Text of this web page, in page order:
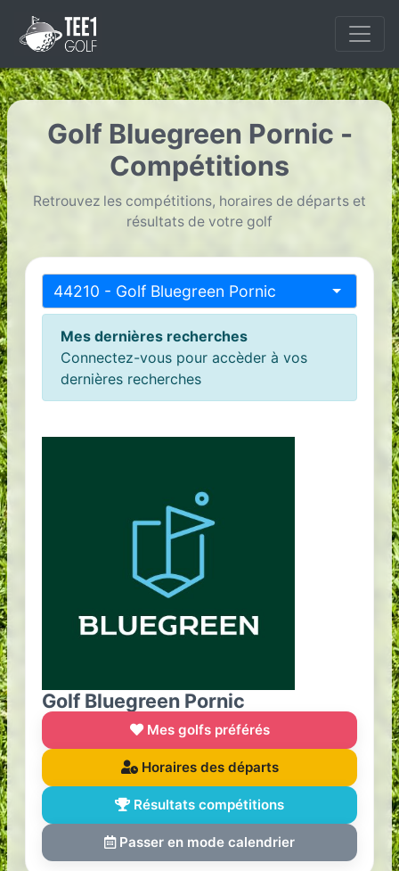
Golf Bluegreen Pornic -
Compétitions
Retrouvez les compétitions, horaires de départs et
résultats de votre golf
44210 - Golf Bluegreen Pornic
Mes dernières recherches
Connectez-vous pour accèder à vos
dernières recherches
Golf Bluegreen Pornic
Mes golfs préférés
Horaires des départs
Résultats compétitions
Passer en mode calendrier